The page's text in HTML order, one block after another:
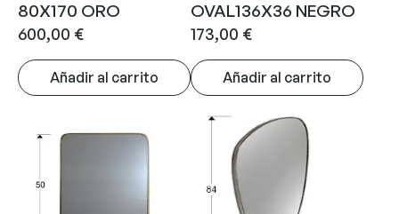
80X170 ORO
600,00 €
Añadir al carrito
OVAL136X36 NEGRO
173,00 €
Añadir al carrito